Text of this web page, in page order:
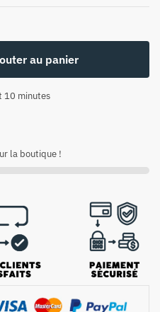
au panier
10 minutes
la boutique !